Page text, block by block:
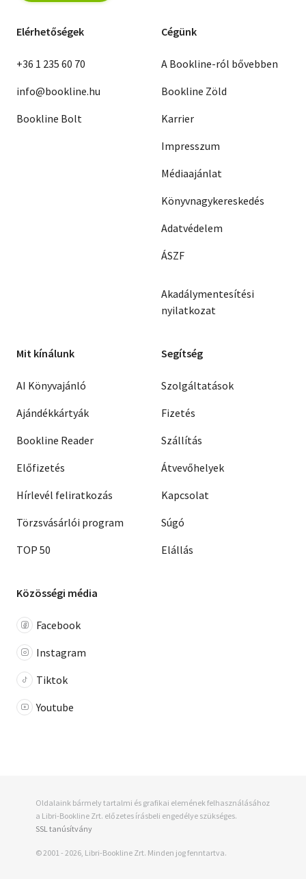
Elérhetőségek
+36 1 235 60 70
info@bookline.hu
Bookline Bolt
Cégünk
A Bookline-ról bővebben
Bookline Zöld
Karrier
Impresszum
Médiaajánlat
Könyvnagykereskedés
Adatvédelem
ÁSZF
Akadálymentesítési
nyilatkozat
Mit kínálunk
AI Könyvajánló
Ajándékkártyák
Bookline Reader
Előfizetés
Hírlevél feliratkozás
Törzsvásárlói program
TOP 50
Segítség
Szolgáltatások
Fizetés
Szállítás
Átvevőhelyek
Kapcsolat
Súgó
Elállás
Közösségi média
Facebook
Instagram
Tiktok
Youtube
Oldalaink bármely tartalmi és grafikai elemének felhasználásához
a Libri-Bookline Zrt. előzetes írásbeli engedélye szükséges.
SSL tanúsítvány
© 2001 - 2026, Libri-Bookline Zrt. Minden jog fenntartva.